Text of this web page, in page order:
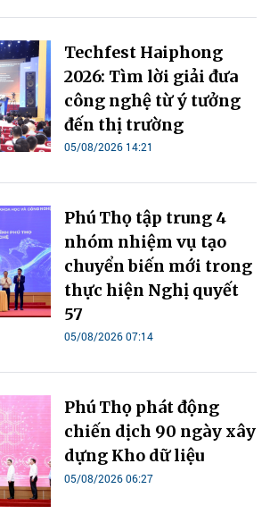
Techfest Haiphong
2026: Tìm lời giải đưa
công nghệ từ ý tưởng
đến thị trường
05/08/2026 14:21
Phú Thọ tập trung 4
nhóm nhiệm vụ tạo
chuyển biến mới trong
thực hiện Nghị quyết
57
05/08/2026 07:14
Phú Thọ phát động
chiến dịch 90 ngày xây
dựng Kho dữ liệu
05/08/2026 06:27